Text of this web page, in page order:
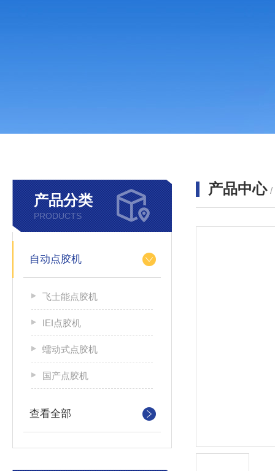
产品分类
PRODUCTS
自动点胶机
飞士能点胶机
IEI点胶机
蠕动式点胶机
国产点胶机
查看全部
产品中心 /